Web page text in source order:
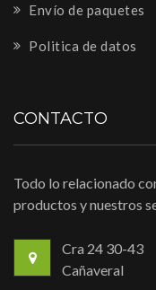
Envío de paquetes
Politica de datos
CONTACTO
Todo lo relacionado
productos y nuestros
Cra 24 30-43
Cañaveral